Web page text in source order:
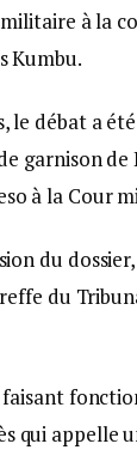
à la
Kumbu.
le débat a
garnison
à la Cour
du
du
qui